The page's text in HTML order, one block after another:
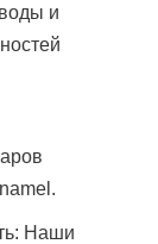
и
Наши